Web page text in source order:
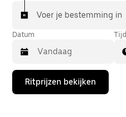
Voer je bestemming in
Datum
Druk
de
Tijd
Ritprijzen bekijken